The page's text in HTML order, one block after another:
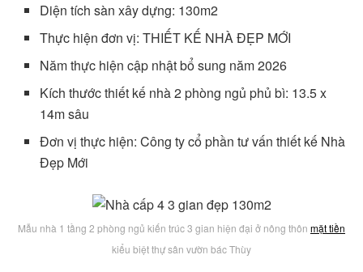
Diện tích sàn xây dựng: 130m2
Thực hiện đơn vị: THIẾT KẾ NHÀ ĐẸP MỚI
Năm thực hiện cập nhật bổ sung năm 2026
Kích thước thiết kế nhà 2 phòng ngủ phủ bì: 13.5 x
14m sâu
Đơn vị thực hiện: Công ty cổ phần tư vấn thiết kế Nhà
Đẹp Mới
Mẫu nhà 1 tầng 2 phòng ngủ kiến trúc 3 gian hiện đại ở nông thôn mặt tiền
kiểu biệt thự sân vườn bác Thùy